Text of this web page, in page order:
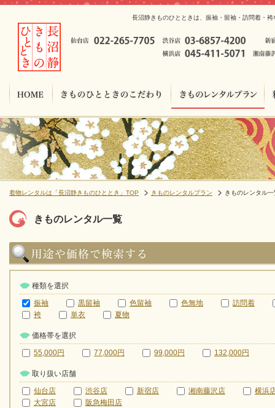
長沼静きものひとときは、振袖・留袖・訪問着・
着物レンタルは「長沼静きものひととき」TOP きものレンタルプラン きものレンタル一
きものレンタル一覧
種類を選択
振袖
黒留袖 色留袖 色無地
訪問着
袴
単衣 夏物
価格帯を選択
55,000円
77,000円 99,000円 132,000円
取り扱い店舗
仙台店
渋谷店 新宿店 湘南藤沢店
横浜
大宮店
阪急梅田店